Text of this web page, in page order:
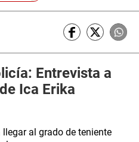
Entrevista a
Ica Erika
al grado de teniente